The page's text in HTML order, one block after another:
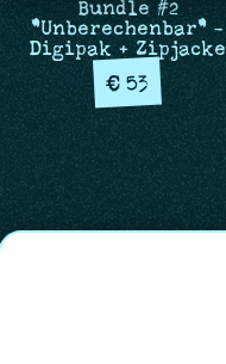
Bundle #2
"Unberechenbar" -
Digipak + Zipjacke
€ 53